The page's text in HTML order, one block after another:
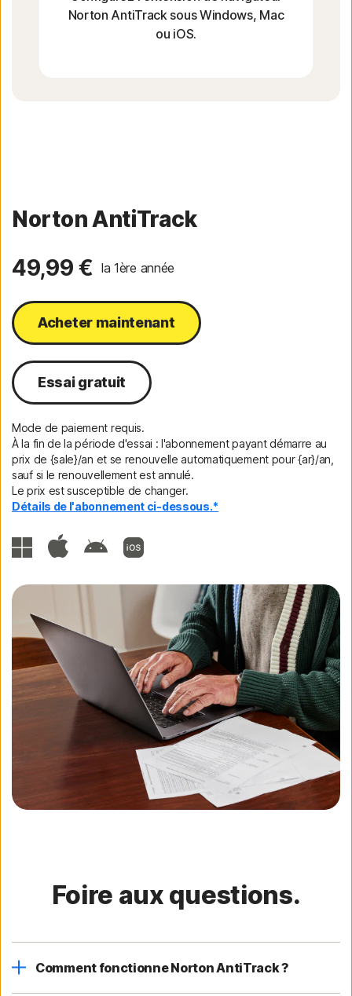
Norton AntiTrack sous Windows, Mac
ou iOS.
Norton AntiTrack
49,99 € la 1ère année
Acheter maintenant
Essai gratuit
Mode de paiement requis.
À la fin de la période d'essai : l'abonnement payant démarre au
prix de {sale}/an et se renouvelle automatiquement pour {ar}/an,
sauf si le renouvellement est annulé.
Le prix est susceptible de changer.
Détails de l'abonnement ci-dessous.*
Foire aux questions.
Comment fonctionne Norton AntiTrack ?